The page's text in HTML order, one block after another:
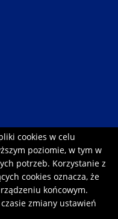
cookies w celu
poziomie, w tym w
potrzeb. Korzystanie z
cookies oznacza, że
końcowym.
zmiany ustawień